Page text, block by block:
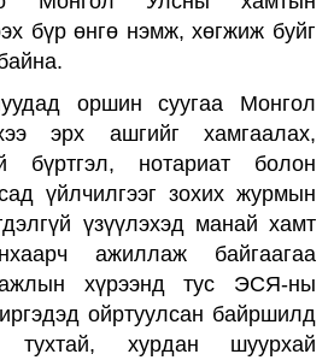
бүр өнгө нэмж, хөгжиж буйг
оршин суугаа Монгол
эрх ашгийг хамгаалах,
бүртгэл, нотариат болон
үйлчилгээг зохих журмын
үзүүлэхэд манай хамт
ажиллаж байгаагаа
хүрээнд тус ЭСЯ-ны
ойртуулсан байршилд
хурдан шуурхай